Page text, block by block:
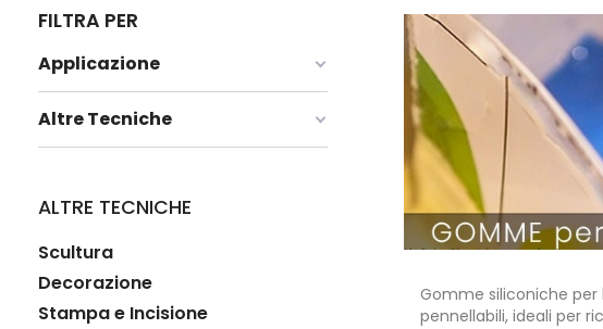
FILTRA PER
Applicazione
Altre Tecniche
ALTRE TECNICHE
Scultura
Decorazione
Stampa e Incisione
Gomme siliconiche per
pennellabili, ideali per